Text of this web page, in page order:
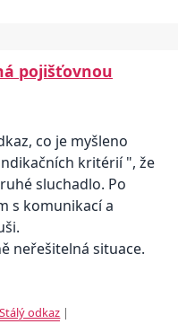
pojišťovnou
co je myšleno
kritérií ", že
sluchadlo. Po
s komunikací a
neřešitelná situace.
Stálý odkaz |